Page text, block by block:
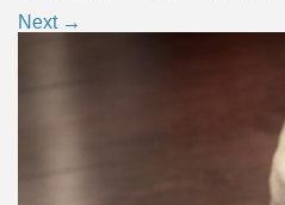
Next →